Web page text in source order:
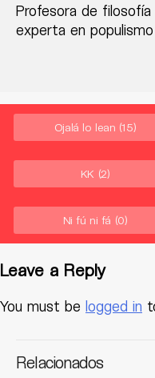
Profesora de filosofía
experta en populismo
Ojalá lo lean (15)
KK (2)
Ni fú ni fá (0)
Leave a Reply
You must be logged in
Relacionados